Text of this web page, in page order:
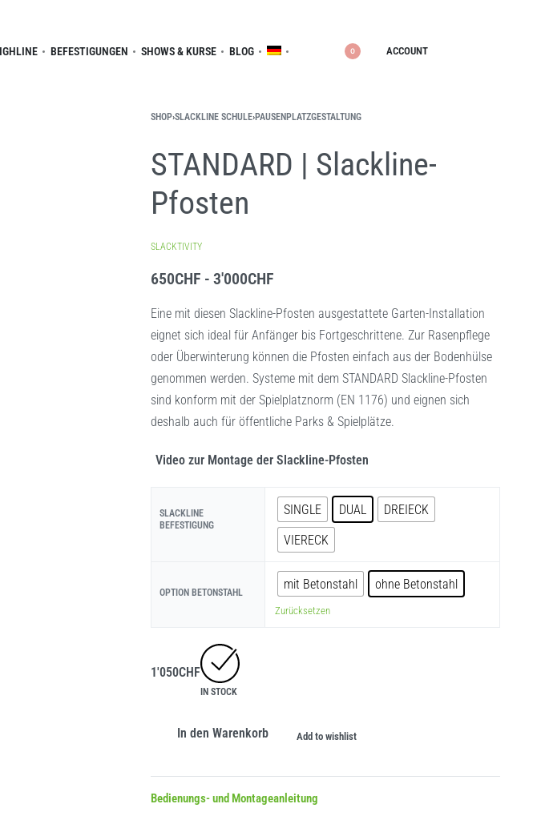
BEFESTIGUNGEN SHOWS & KURSE BLOG 0 ACCOUNT
SHOP›SLACKLINE SCHULE›PAUSENPLATZGESTALTUNG
STANDARD | Slackline-
Pfosten
SLACKTIVITY
650CHF 3'000CHF
Eine mit diesen Slackline-Pfosten ausgestattete Garten-Installation
eignet sich ideal für Anfänger bis Fortgeschrittene. Zur Rasenpflege
oder Überwinterung können die Pfosten einfach aus der Bodenhülse
genommen werden. Systeme mit dem STANDARD Slackline-Pfosten
sind konform mit der Spielplatznorm (EN 1176) und eignen sich
deshalb auch für öffentliche Parks & Spielplätze.
Video zur Montage der Slackline-Pfosten
SLACKLINE
BEFESTIGUNG
SINGLE DUAL
DREIECK
VIERECK
OPTION BETONSTAHL
mit Betonstahl ohne Betonstahl
Zurücksetzen
1'050CHF
IN STOCK
In den Warenkorb Add to wishlist
Bedienungs- und Montageanleitung